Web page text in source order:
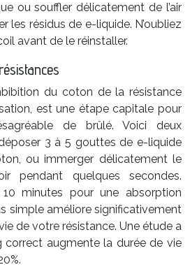
ou souffler délicatement de l’air
les résidus de e-liquide. N’oubliez
avant de le réinstaller.
du coton de la résistance
est une étape capitale pour
de brûlé. Voici deux
3 à 5 gouttes de e-liquide
ou immerger délicatement le
pendant quelques secondes.
minutes pour une absorption
simple améliore significativement
de votre résistance. Une étude a
correct augmente la durée de vie